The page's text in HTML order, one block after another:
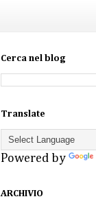
Cerca nel blog
Translate
Powered by
ARCHIVIO